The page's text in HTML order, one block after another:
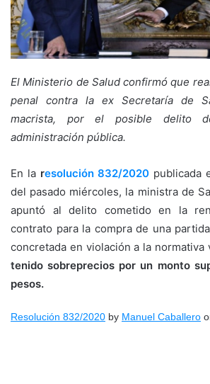
El Ministerio de Salud confirmó que
penal contra la ex Secretaría de
macrista, por el posible delito
administración pública.
En la resolución 832/2020 publicada
del pasado miércoles, la ministra de
apuntó al delito cometido en la
contrato para la compra de una
concretada en violación a la normativa
tenido sobreprecios por un monto
pesos.
Resolución 832/2020 by Manuel Caballero